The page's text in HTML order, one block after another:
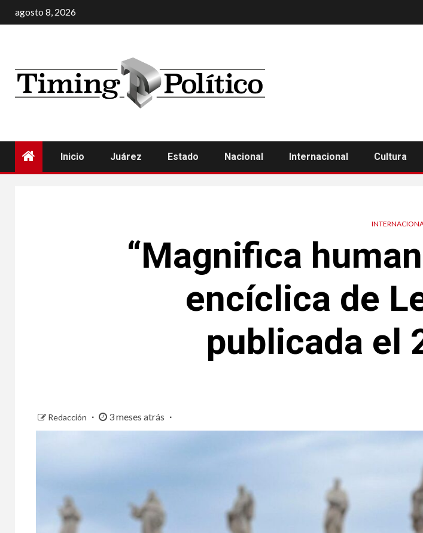
agosto 8, 2026
Inicio Juárez Estado Nacional Internacional Cultura
“Magnifica
encíclica de
publicada el
Redacción 3 meses atrás